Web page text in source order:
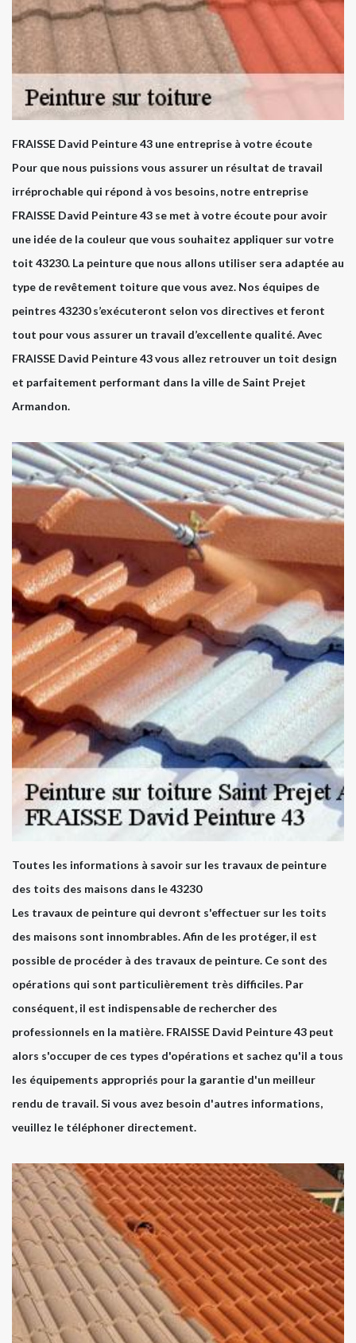
FRAISSE David Peinture 43 une entreprise à votre écoute
Pour que nous puissions vous assurer un résultat de travail
irréprochable qui répond à vos besoins, notre entreprise
FRAISSE David Peinture 43 se met à votre écoute pour avoir
une idée de la couleur que vous souhaitez appliquer sur votre
toit 43230. La peinture que nous allons utiliser sera adaptée au
type de revêtement toiture que vous avez. Nos équipes de
peintres 43230 s’exécuteront selon vos directives et feront
tout pour vous assurer un travail d’excellente qualité. Avec
FRAISSE David Peinture 43 vous allez retrouver un toit design
et parfaitement performant dans la ville de Saint Prejet
Armandon.
Toutes les informations à savoir sur les travaux de peinture
des toits des maisons dans le 43230
Les travaux de peinture qui devront s'effectuer sur les toits
des maisons sont innombrables. Afin de les protéger, il est
possible de procéder à des travaux de peinture. Ce sont des
opérations qui sont particulièrement très difficiles. Par
conséquent, il est indispensable de rechercher des
professionnels en la matière. FRAISSE David Peinture 43 peut
alors s'occuper de ces types d'opérations et sachez qu'il a tous
les équipements appropriés pour la garantie d'un meilleur
rendu de travail. Si vous avez besoin d'autres informations,
veuillez le téléphoner directement.